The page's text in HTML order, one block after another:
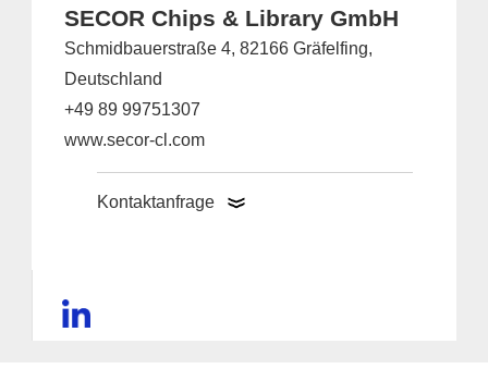
SECOR Chips & Library GmbH
Schmidbauerstraße 4, 82166 Gräfelfing,
Deutschland
+49 89 99751307
www.secor-cl.com
Kontaktanfrage